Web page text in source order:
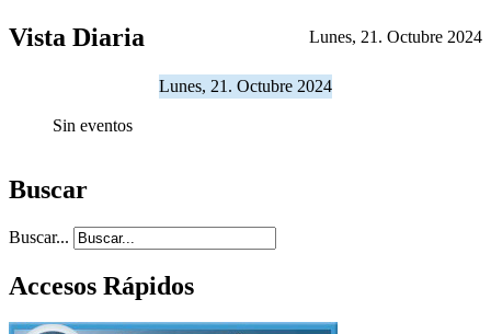
Vista Diaria Lunes, 21. Octubre 2024
Lunes, 21. Octubre 2024
Sin eventos
Buscar
Buscar...
Accesos Rápidos